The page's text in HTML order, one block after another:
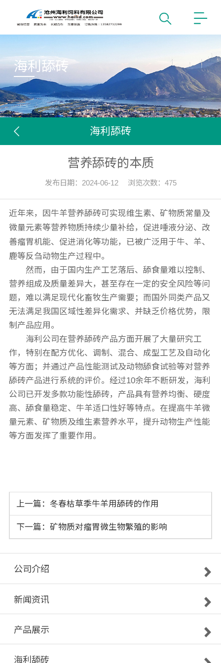
海利舔砖
海利舔砖
营养舔砖的本质
发布日期：2024-06-12 浏览次数： 475
近年来，因牛羊营养舔砖可实现维生素、矿物质常量及
微量元素等营养物质持续少量补给，促进唾液分泌、改
善瘤胃机能、促进消化等功能，已被广泛用于牛、羊、
鹿等反刍动物生产过程中。
然而，由于国内生产工艺落后、舔食量难以控制、
营养组成及质量差异大，甚至存在一定的安全风险等问
题，难以满足现代化畜牧生产需要；而国外同类产品又
无法满足我国区域性差异化需求、并缺乏价格优势，限
制产品应用。
海利公司在营养舔砖产品方面开展了大量研究工
作，特别在配方优化、调制、混合、成型工艺及自动化
等方面；并通过产品性能测试及动物舔食试验等对营养
舔砖产品进行系统的评价。经过10余年不断研发，海利
公司已开发多款功能性舔砖，产品具有营养均衡、硬度
高、舔食量稳定、牛羊适口性好等特点。在提高牛羊微
量元素、矿物质及维生素营养水平，提升动物生产性能
等方面发挥了重要作用。
上一篇：冬春枯草季牛羊用舔砖的作用
下一篇：矿物质对瘤胃微生物繁殖的影响
公司介绍
新闻资讯
产品展示
海利舔砖